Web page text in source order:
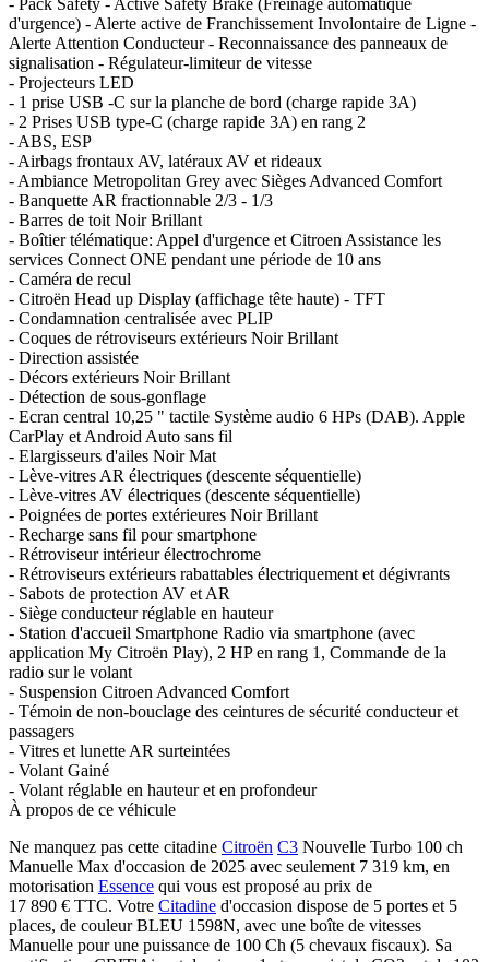
- Pack Safety - Active Safety Brake (Freinage automatique
d'urgence) - Alerte active de Franchissement Involontaire de Ligne -
Alerte Attention Conducteur - Reconnaissance des panneaux de
signalisation - Régulateur-limiteur de vitesse
- Projecteurs LED
- 1 prise USB -C sur la planche de bord (charge rapide 3A)
- 2 Prises USB type-C (charge rapide 3A) en rang 2
- ABS, ESP
- Airbags frontaux AV, latéraux AV et rideaux
- Ambiance Metropolitan Grey avec Sièges Advanced Comfort
- Banquette AR fractionnable 2/3 - 1/3
- Barres de toit Noir Brillant
- Boîtier télématique: Appel d'urgence et Citroen Assistance les
services Connect ONE pendant une période de 10 ans
- Caméra de recul
- Citroën Head up Display (affichage tête haute) - TFT
- Condamnation centralisée avec PLIP
- Coques de rétroviseurs extérieurs Noir Brillant
- Direction assistée
- Décors extérieurs Noir Brillant
- Détection de sous-gonflage
- Ecran central 10,25 " tactile Système audio 6 HPs (DAB). Apple
CarPlay et Android Auto sans fil
- Elargisseurs d'ailes Noir Mat
- Lève-vitres AR électriques (descente séquentielle)
- Lève-vitres AV électriques (descente séquentielle)
- Poignées de portes extérieures Noir Brillant
- Recharge sans fil pour smartphone
- Rétroviseur intérieur électrochrome
- Rétroviseurs extérieurs rabattables électriquement et dégivrants
- Sabots de protection AV et AR
- Siège conducteur réglable en hauteur
- Station d'accueil Smartphone Radio via smartphone (avec
application My Citroën Play), 2 HP en rang 1, Commande de la
radio sur le volant
- Suspension Citroen Advanced Comfort
- Témoin de non-bouclage des ceintures de sécurité conducteur et
passagers
- Vitres et lunette AR surteintées
- Volant Gainé
- Volant réglable en hauteur et en profondeur
À propos de ce véhicule
Ne manquez pas cette citadine Citroën C3 Nouvelle Turbo 100 ch
Manuelle Max d'occasion de 2025 avec seulement 7 319 km, en
motorisation Essence qui vous est proposé au prix de
17 890 € TTC. Votre Citadine d'occasion dispose de 5 portes et 5
places, de couleur BLEU 1598N, avec une boîte de vitesses
Manuelle pour une puissance de 100 Ch (5 chevaux fiscaux). Sa